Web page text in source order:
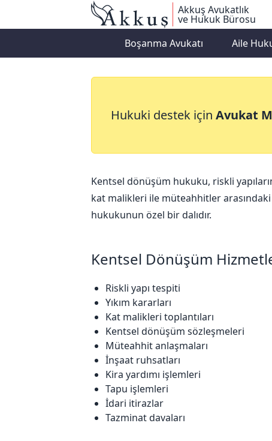
Akkuş Avukatlık
ve Hukuk Bürosu
Boşanma Avukatı Aile
Hukuki destek için Avukat
Kentsel dönüşüm hukuku, riskli
kat malikleri ile müteahhitler
hukukunun özel bir dalıdır.
Kentsel Dönüşüm
Riskli yapı tespiti
Yıkım kararları
Kat malikleri toplantıları
Kentsel dönüşüm sözleşmeleri
Müteahhit anlaşmaları
İnşaat ruhsatları
Kira yardımı işlemleri
Tapu işlemleri
İdari itirazlar
Tazminat davaları